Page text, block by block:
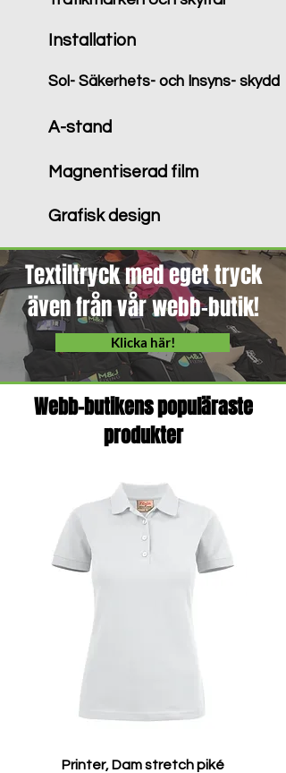
Installation
Sol- Säkerhets- och Insyns- skydd
A-stand
Magnentiserad film
Grafisk design
Textiltryck med eget tryck
även från vår webb-butik!
Klicka här!
Webb-butikens populäraste
produkter
Printer, Dam stretch piké